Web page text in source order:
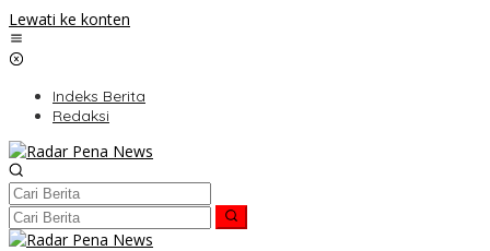
Lewati ke konten
Indeks Berita
Redaksi